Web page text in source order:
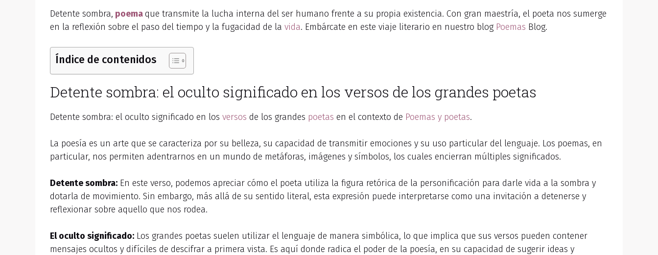
Detente sombra, poemaque transmite la lucha interna del ser humano frente a su propia existencia. Con gran maestría, el poeta nos sumerge
en la reflexión sobre el paso del tiempo y la fugacidad de la vida. Embárcate en este viaje literario en nuestro blog Poemas Blog.
Índice de contenidos
Detente sombra: el oculto significado en los versos de los grandes poetas
Detente sombra: el oculto significado en los versos de los grandes poetas en el contexto de Poemas y poetas.
La poesía es un arte que se caracteriza por su belleza, su capacidad de transmitir emociones y su uso particular del lenguaje. Los poemas, en
particular, nos permiten adentrarnos en un mundo de metáforas, imágenes y símbolos, los cuales encierran múltiples significados.
Detente sombra: En este verso, podemos apreciar cómo el poeta utiliza la figura retórica de la personificación para darle vida a la sombra y
dotarla de movimiento. Sin embargo, más allá de su sentido literal, esta expresión puede interpretarse como una invitación a detenerse y
reflexionar sobre aquello que nos rodea.
El oculto significado: Los grandes poetas suelen utilizar el lenguaje de manera simbólica, lo que implica que sus versos pueden contener
mensajes ocultos y difíciles de descifrar a primera vista. Es aquí donde radica el poder de la poesía, en su capacidad de sugerir ideas y